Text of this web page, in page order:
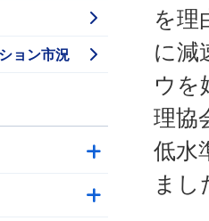
ョン市況
を理
に減
ウを
理協
低水
まし